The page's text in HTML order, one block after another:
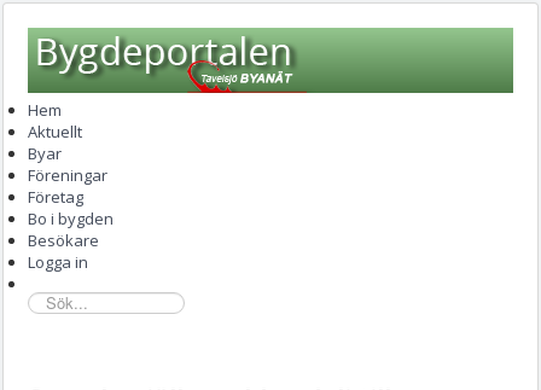
Hem
Aktuellt
Byar
Föreningar
Företag
Bo i bygden
Besökare
Logga in
sök...